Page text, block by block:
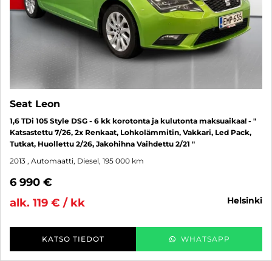
Seat Leon
1,6 TDi 105 Style DSG - 6 kk korotonta ja kulutonta maksuaikaa! - "
Katsastettu 7/26, 2x Renkaat, Lohkolämmitin, Vakkari, Led Pack,
Tutkat, Huollettu 2/26, Jakohihna Vaihdettu 2/21 "
2013 , Automaatti, Diesel, 195 000 km
6 990 €
alk. 119 € / kk
helsinki
KATSO TIEDOT WHATSAPP